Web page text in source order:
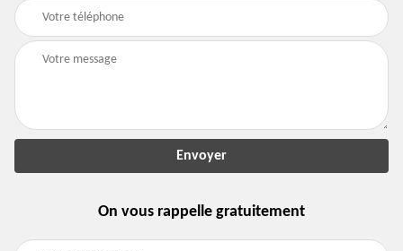
On vous rappelle gratuitement